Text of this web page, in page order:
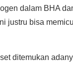
dalam BHA
justru bisa
ditemukan